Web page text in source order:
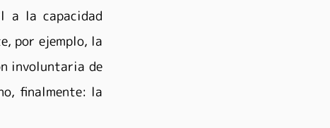
a la capacidad
por ejemplo, la
involuntaria de
finalmente: la